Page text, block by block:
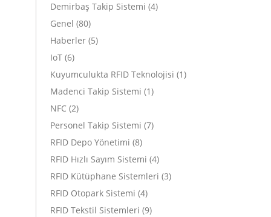
Demirbaş Takip Sistemi (4)
Genel (80)
Haberler (5)
IoT (6)
Kuyumculukta RFID Teknolojisi (1)
Madenci Takip Sistemi (1)
NFC (2)
Personel Takip Sistemi (7)
RFID Depo Yönetimi (8)
RFID Hızlı Sayım Sistemi (4)
RFID Kütüphane Sistemleri (3)
RFID Otopark Sistemi (4)
RFID Tekstil Sistemleri (9)